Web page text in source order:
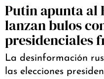
Putin apunta al
lanzan bulos
presidenciales
La desinformación
las elecciones